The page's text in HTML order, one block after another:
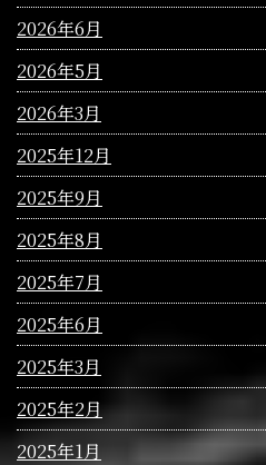
2026年6月
2026年5月
2026年3月
2025年12月
2025年9月
2025年8月
2025年7月
2025年6月
2025年3月
2025年2月
2025年1月